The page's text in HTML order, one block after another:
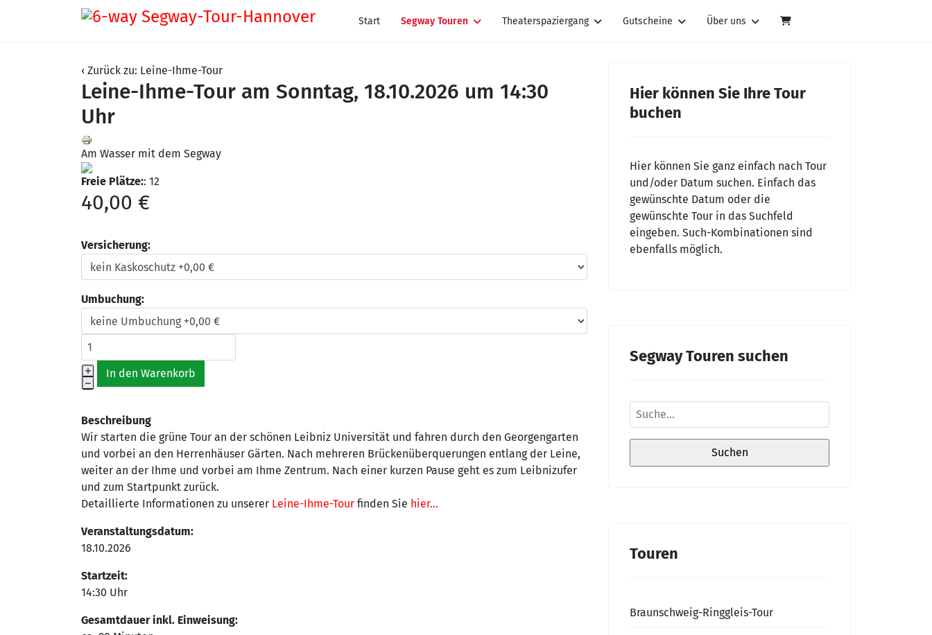
Start Segway Touren Theaterspaziergang Gutscheine Über uns
Zurück zu: Leine-Ihme-Tour
Leine-Ihme-Tour am Sonntag, 18.10.2026 um 14:30
Uhr
Am Wasser mit dem Segway
Freie Plätze:: 12
40,00 €
Versicherung:
Umbuchung:
Beschreibung
Wir starten die grüne Tour an der schönen Leibniz Universität und fahren durch den Georgengarten
und vorbei an den Herrenhäuser Gärten. Nach mehreren Brückenüberquerungen entlang der Leine,
weiter an der Ihme und vorbei am Ihme Zentrum. Nach einer kurzen Pause geht es zum Leibnizufer
und zum Startpunkt zurück.
Detaillierte Informationen zu unserer Leine-Ihme-Tour finden Sie hier...
Veranstaltungsdatum:
18.10.2026
Startzeit:
14:30 Uhr
Gesamtdauer inkl. Einweisung:
Hier können Sie Ihre Tour
buchen
Hier können Sie ganz einfach nach Tour
und/oder Datum suchen. Einfach das
gewünschte Datum oder die
gewünschte Tour in das Suchfeld
eingeben. Such-Kombinationen sind
ebenfalls möglich.
Segway Touren suchen
Touren
Braunschweig-Ringgleis-Tour